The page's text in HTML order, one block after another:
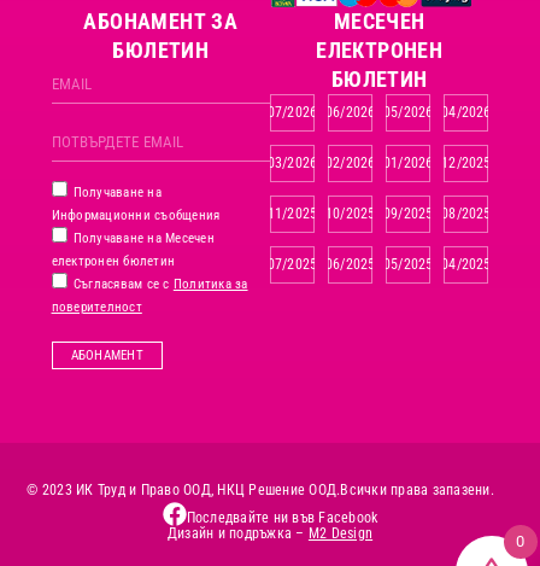
АБОНАМЕНТ ЗА
БЮЛЕТИН
Получаване на
Информационни съобщения
Получаване на Месечен
електронен бюлетин
Съгласявам се с Политика за
поверителност
АБОНАМЕНТ
MЕСЕЧЕН
ЕЛЕКТРОНЕН
БЮЛЕТИН
07/2026 06/2026 05/2026 04/2026
03/2026 02/2026 01/2026 12/2025
11/2025 10/2025 09/2025 08/2025
07/2025 06/2025 05/2025 04/2025
© 2023 ИК Труд и Право ООД, НКЦ Решение ООД. Всички права запазени.
Последвайте ни във Facebook
Дизайн и подръжка – M2 Design 0